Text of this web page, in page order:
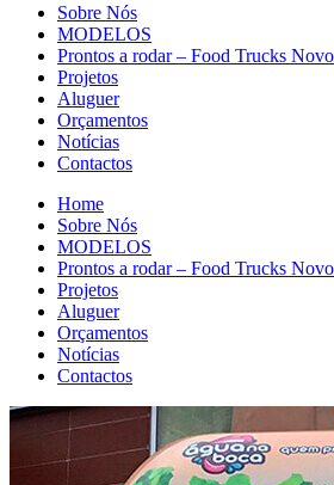
Sobre Nós
MODELOS
Prontos a rodar – Food Trucks
Projetos
Aluguer
Orçamentos
Notícias
Contactos
Home
Sobre Nós
MODELOS
Prontos a rodar – Food Trucks
Projetos
Aluguer
Orçamentos
Notícias
Contactos